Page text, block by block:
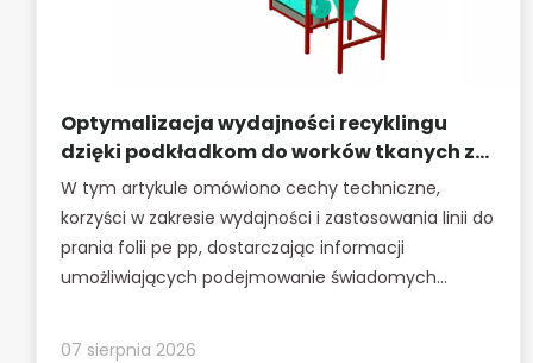
Optymalizacja wydajności recyklingu
dzięki podkładkom do worków tkanych z
folii PP PE
W tym artykule omówiono cechy techniczne,
korzyści w zakresie wydajności i zastosowania linii do
prania folii pe pp, dostarczając informacji
umożliwiających podejmowanie świadomych
07 sierpnia 2026